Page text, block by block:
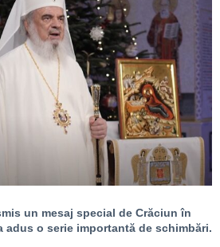
un mesaj special de Crăciun în
adus o serie importantă de schimbări.